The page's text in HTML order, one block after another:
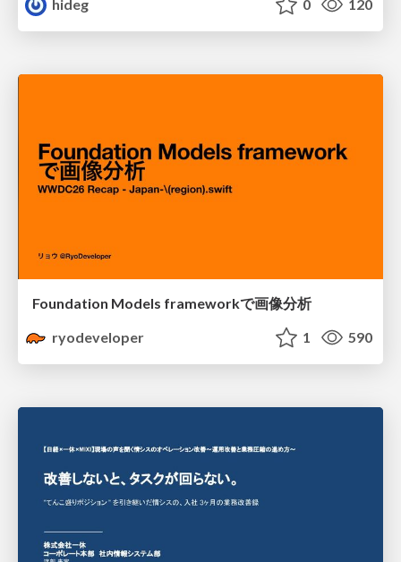
hideg 0 120
Foundation Models frameworkで画像分析
ryodeveloper
1 590